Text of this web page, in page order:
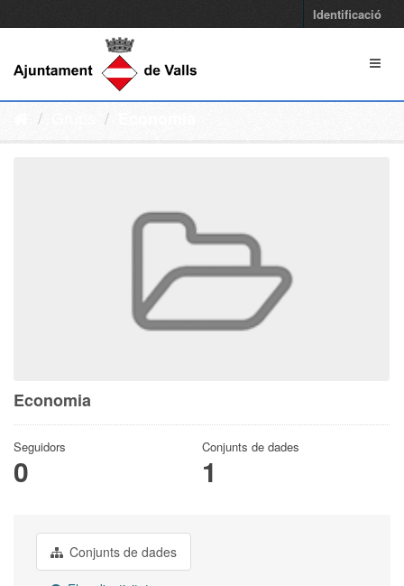
Identificació
Economia
Seguidors
0
Conjunts de dades
1
Conjunts de dades